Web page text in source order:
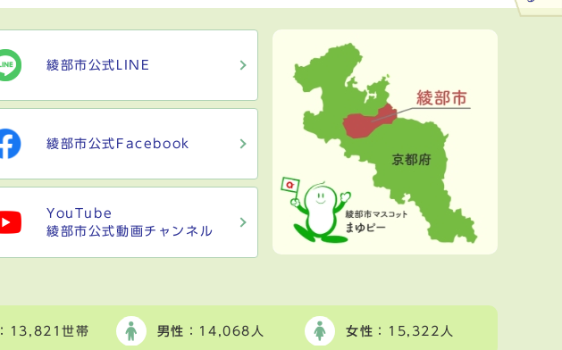
綾部市公式LINE
綾部市公式Facebook
YouTube
綾部市公式動画チャンネル
：13,821世帯 男性 ：14,068人 女性 ：15,322人